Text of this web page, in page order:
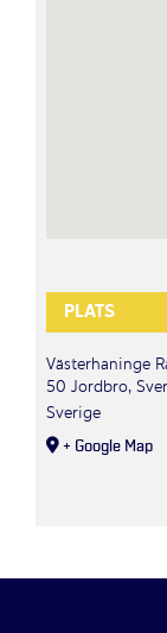
PLATS
Västerhaninge
50 Jordbro,
Sverige
+ Google Map